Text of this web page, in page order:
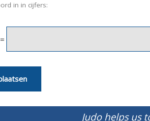
in in cijfers:
Judo helps us